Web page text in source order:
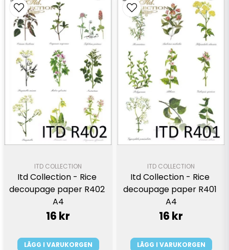
ITD COLLECTION
Itd Collection - Rice
decoupage paper R402
A4
16 kr
LÄGG I VARUKORGEN
ITD COLLECTION
Itd Collection - Rice
decoupage paper R401
A4
16 kr
LÄGG I VARUKORGEN